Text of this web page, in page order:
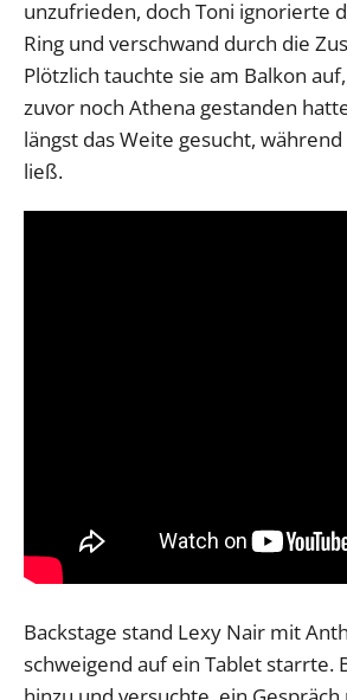
unzufrieden, doch Toni ignorierte
Ring und verschwand durch die
Plötzlich tauchte sie am Balkon
zuvor noch Athena gestanden
längst das Weite gesucht,
ließ.
Backstage stand Lexy Nair mit
schweigend auf ein Tablet starrte.